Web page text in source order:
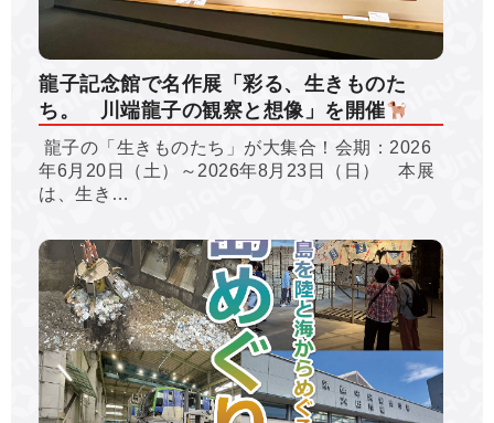
龍子記念館で名作展「彩る、生きものた
ち。 川端龍子の観察と想像」を開催
龍子の「生きものたち」が大集合！会期：2026
年6月20日（土）～2026年8月23日（日）​ 本展
は、生き…